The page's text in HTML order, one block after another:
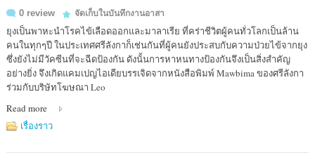
0 review
จัดเก็บในบันทึกงานอาสา
ยุงเป็นพาหะนำโรคไข้เลือดออกและมาลาเรีย ที่คร่าชีวิตผู้คนทั่วโลกเป็นล้าน
คนในทุกๆปี ในประเทศศรีลังกาก็เช่นกันที่ผู้คนยังประสบกับความป่วยไข้จากยุง
ซึ่งยังไม่มีวัคซีนที่จะฉีดป้องกัน ดังนั้นการหาหนทางป้องกันจึงเป็นสิ่งสำคัญ
อย่างยิ่ง จึงเกิดแคมเปญไอเดียบรรเจิดจากหนังสือพิมพ์ Mawbima ของศรีลังกา
ร่วมกับบริษัทโฆษณา Leo
Read more
เรื่องราว